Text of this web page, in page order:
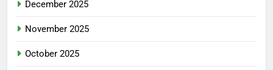
December 2025
November 2025
October 2025